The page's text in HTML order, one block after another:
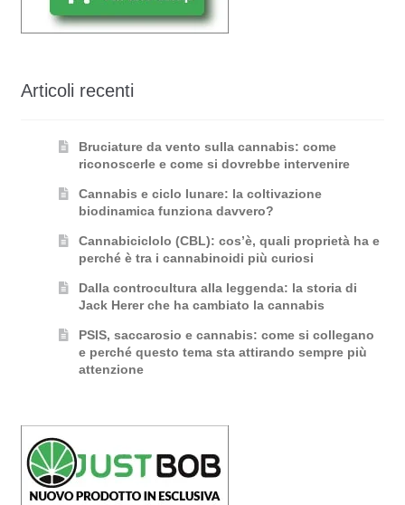
Articoli recenti
Bruciature da vento sulla cannabis: come
riconoscerle e come si dovrebbe intervenire
Cannabis e ciclo lunare: la coltivazione
biodinamica funziona davvero?
Cannabiciclolo (CBL): cos’è, quali proprietà ha e
perché è tra i cannabinoidi più curiosi
Dalla controcultura alla leggenda: la storia di
Jack Herer che ha cambiato la cannabis
PSIS, saccarosio e cannabis: come si collegano
e perché questo tema sta attirando sempre più
attenzione